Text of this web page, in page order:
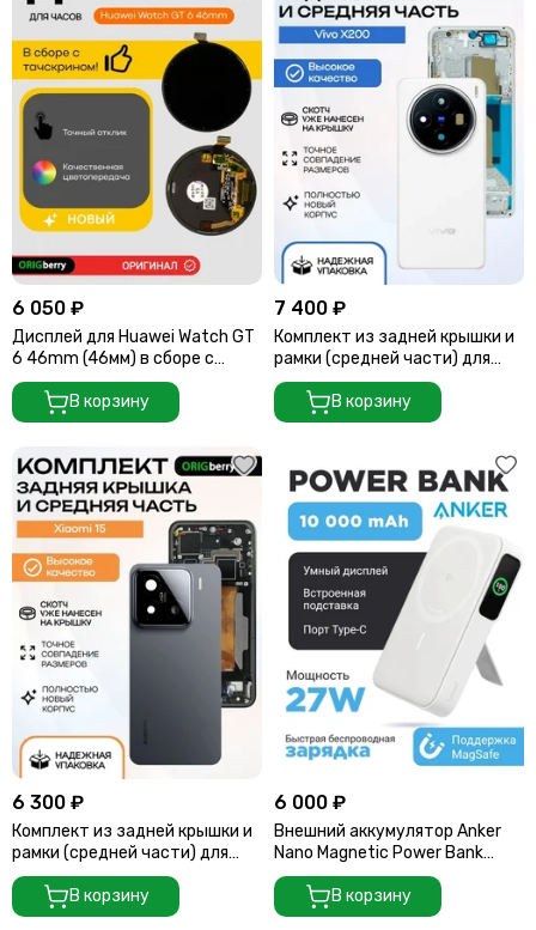
6 050 ₽
Дисплей для Huawei Watch GT
6 46mm (46мм) в сборе с
тачскрином
В корзину
7 400 ₽
Комплект из задней крышки и
рамки (средней части) для
смартфона Vivo X200 (Белая)
White
В корзину
6 300 ₽
Комплект из задней крышки и
рамки (средней части) для
смартфона Xiaomi 15 (Черный)
Black
В корзину
6 000 ₽
Внешний аккумулятор Anker
Nano Magnetic Power Bank
10000mAh (A110Z) белый
В корзину